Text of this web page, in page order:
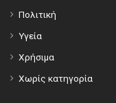
Πολιτική
Υγεία
Χρήσιμα
Χωρίς κατηγορία